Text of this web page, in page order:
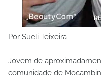
Por Sueli Teixeira
Jovem de
comunidade de